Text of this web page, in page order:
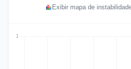
Exibir mapa de